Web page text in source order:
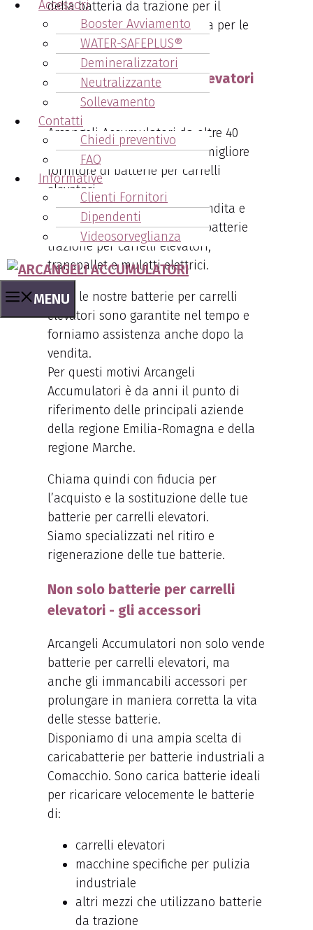
Accessori
Booster Avviamento
WATER-SAFEPLUS®
Demineralizzatori
Neutralizzante
Sollevamento
Contatti
Chiedi preventivo
FAQ
Informative
Clienti Fornitori
Dipendenti
Videosorveglianza
MENU
dellabatteria da trazione per il
carrello elevatore più indicata per le
tue esigenze.
Le batterie per carrelli elevatori
proposte da Arcangeli
Arcangeli Accumulatori da oltre 40
anni si propone come il tuo migliore
fornitore di batterie per carrelli
elevatori.
Ci occupiamo infatti della vendita e
della assistenza per tutte le batterie
trazione per carrelli elevatori,
transpallet e muletti elettrici.
Tutte le nostre batterie per carrelli
elevatori sono garantite nel tempo e
forniamo assistenza anche dopo la
vendita.
Per questi motivi Arcangeli
Accumulatori è da anni il punto di
riferimento delle principali aziende
della regione Emilia-Romagna e della
regione Marche.
Chiama quindi con fiducia per
l’acquisto e la sostituzione delle tue
batterie per carrelli elevatori.
Siamo specializzati nel ritiro e
rigenerazione delle tue batterie.
Non solo batterie per carrelli
elevatori - gli accessori
Arcangeli Accumulatori non solo vende
batterie per carrelli elevatori, ma
anche gli immancabili accessori per
prolungare in maniera corretta la vita
delle stesse batterie.
Disponiamo di una ampia scelta di
caricabatterie per batterie industriali a
Comacchio. Sono carica batterie ideali
per ricaricare velocemente le batterie
di:
carrelli elevatori
macchine specifiche per pulizia
industriale
altri mezzi che utilizzano batterie
da trazione